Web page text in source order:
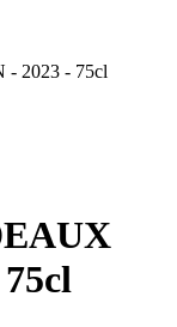
2023 - 75cl